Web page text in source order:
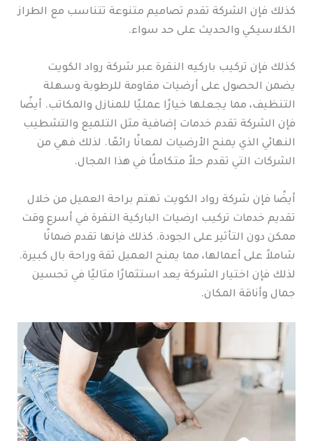
كذلك فإن الشركة تقدم تصاميم متنوعة تتناسب مع الطراز
الكلاسيكي والحديث على حد سواء.
كذلك فإن تركيب باركيه النقرة عبر شركة رواد الكويت
يضمن الحصول على أرضيات مقاومة للرطوبة وسهلة
التنظيف، مما يجعلها خيارًا عمليًا للمنازل والمكاتب. أيضًا
فإن الشركة تقدم خدمات إضافية مثل التلميع والتشطيب
النهائي الذي يمنح الأرضيات لمعانًا رائعًا. لذلك فهي من
الشركات التي تقدم حلاً متكاملًا في هذا المجال.
أيضًا فإن شركة رواد الكويت تهتم براحة العميل من خلال
تقديم خدمات تركيب ارضيات الباركية النقرة في أسرع وقت
ممكن دون التأثير على الجودة. كذلك فإنها تقدم ضمانًا
شاملاً على أعمالها، مما يمنح العميل ثقة وراحة بال كبيرة.
لذلك فإن اختيار الشركة يعد استثمارًا مثاليًا في تحسين
جمال وأناقة المكان.